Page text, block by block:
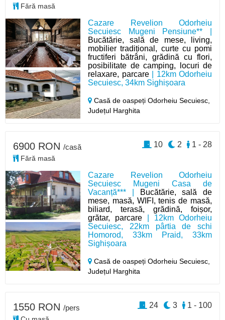
Cazare Revelion Odorheiu
Secuiesc Mugeni Pensiune** |
Bucătărie, sală de mese, living,
mobilier tradițional, curte cu pomi
fructiferi bătrâni, grădină cu flori,
posibilitate de camping, locuri de
relaxare, parcare| 12km Odorheiu
Secuiesc, 34km Sighișoara
Casă de oaspeți Odorheiu Secuiesc,
Județul Harghita
Fără masă
Cazare Revelion Odorheiu
Secuiesc Mugeni Casa de
Vacanță*** |
Bucătărie, sală de
mese, masă, WIFI, tenis de masă,
biliard, terasă, grădină, foișor,
grătar, parcare | 12km Odorheiu
Secuiesc, 22km pârtia de schi
Homorod, 33km Praid, 33km
Sighișoara
Casă de oaspeți Odorheiu Secuiesc,
Județul Harghita
6900 RON /casă
Fără masă
1 - 28
2
10
1550 RON /pers 1 - 100
3
24